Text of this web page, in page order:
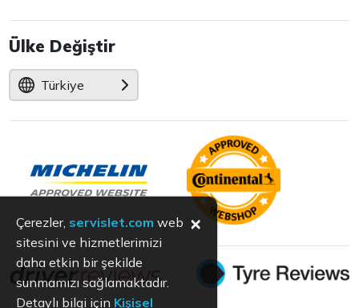
Ülke Değiştir
Türkiye
Çerezler, servislet.com web
sitesini ve hizmetlerimizi
daha etkin bir şekilde
sunmamızı sağlamaktadır.
Detaylı bilgi için Kişisel
×